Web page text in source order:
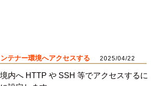
テナー環境へアクセスする 2025/04/22
内へ HTTP や SSH 等でアクセスするに